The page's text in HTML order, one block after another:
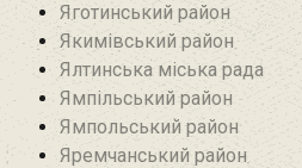
Яготинський район
Якимівський район
Ялтинська міська рада
Ямпільський район
Ямпольський район
Яремчанський район